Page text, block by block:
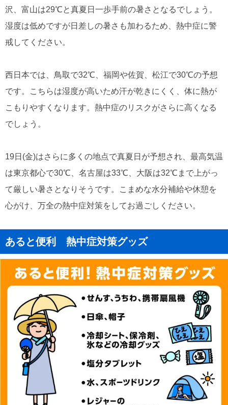
沢、富山は29℃と真夏日一歩手前の暑さとなるでしょう。
湿度は低めですが日差しの暑さも加わるため、熱中症に警
戒してください。
西日本では、鳥取で32℃、福岡や佐賀、松江で30℃の予想
です。こちらは湿度が高いため汗が乾きにくく、体に熱が
こもりやすくなります。熱中症のリスクがさらに高くなる
でしょう。
19日(金)はさらに多くの地点で真夏日が予想され、最高気温
は東京都心で30℃、名古屋は33℃、大阪は32℃まで上がっ
て厳しい暑さとなりそうです。こまめな水分補給や休憩を
心がけ、万全の熱中症対策をしてお過ごしください。
あると便利 熱中症対策グッズ